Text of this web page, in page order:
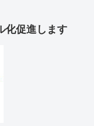
化促進します